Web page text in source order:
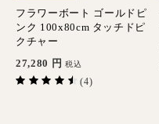
フラワーボート ゴールドピ
ンク 100x80cm タッチドピ
クチャー
27,280 円 税込
(4)